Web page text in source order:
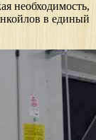
необходимость,
в единый